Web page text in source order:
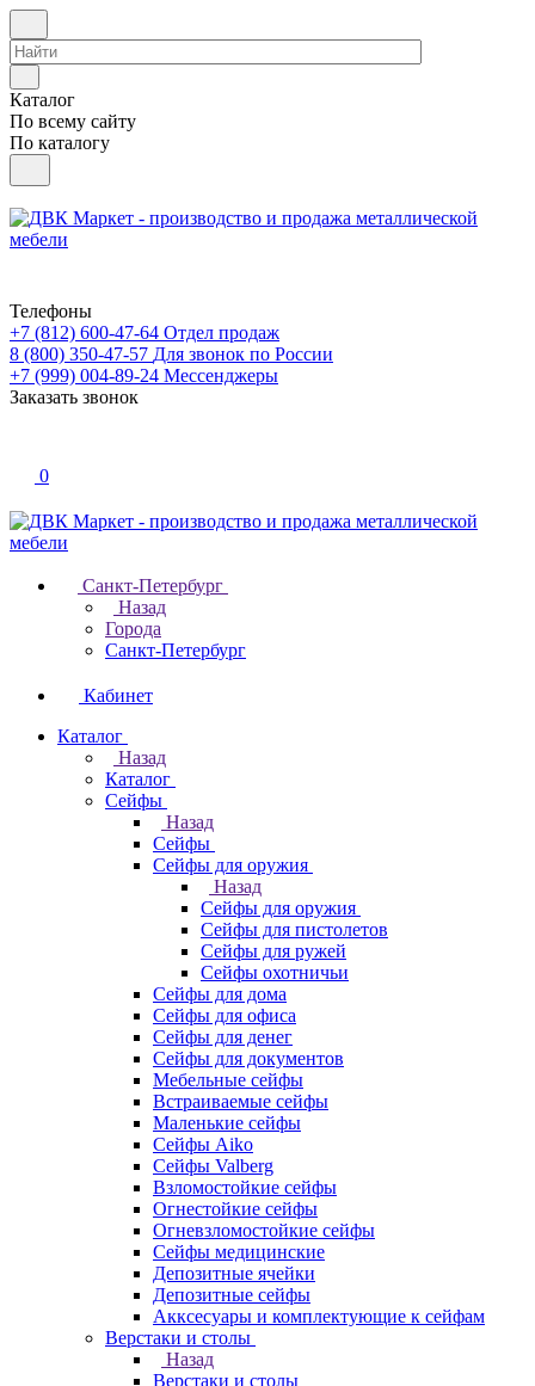
Каталог
По всему сайту
По каталогу
Телефоны
+7 (812) 600-47-64 Отдел продаж
8 (800) 350-47-57 Для звонок по России
+7 (999) 004-89-24 Мессенджеры
Заказать звонок
0
Санкт-Петербург
Назад
Города
Санкт-Петербург
Кабинет
Каталог
Назад
Каталог
Cейфы
Назад
Cейфы
Cейфы для оружия
Назад
Cейфы для оружия
Сейфы для пистолетов
Сейфы для ружей
Сейфы охотничьи
Cейфы для дома
Cейфы для офиса
Сейфы для денег
Сейфы для документов
Мебельные сейфы
Встраиваемые сейфы
Маленькие сейфы
Сейфы Aiko
Сейфы Valberg
Взломостойкие сейфы
Огнестойкие сейфы
Огневзломостойкие сейфы
Сейфы медицинские
Депозитные ячейки
Депозитные сейфы
Акксесуары и комплектующие к сейфам
Верстаки и столы
Назад
Верстаки и столы